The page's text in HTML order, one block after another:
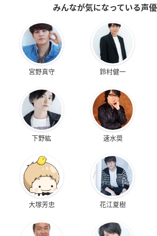
みんなが気になっている声
宮野真守 鈴村健一
下野紘 速水奨
大塚芳忠 花江夏樹